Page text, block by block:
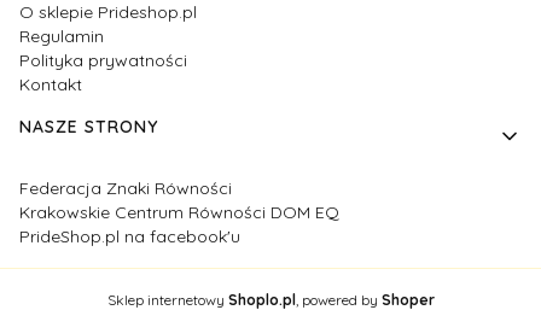
O sklepie Prideshop.pl
Regulamin
Polityka prywatności
Kontakt
NASZE STRONY
Federacja Znaki Równości
Krakowskie Centrum Równości DOM EQ
PrideShop.pl na facebook'u
Sklep internetowy Shoplo.pl, powered by Shoper